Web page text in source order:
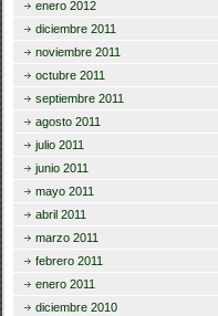
enero 2012
diciembre 2011
noviembre 2011
octubre 2011
septiembre 2011
agosto 2011
julio 2011
junio 2011
mayo 2011
abril 2011
marzo 2011
febrero 2011
enero 2011
diciembre 2010